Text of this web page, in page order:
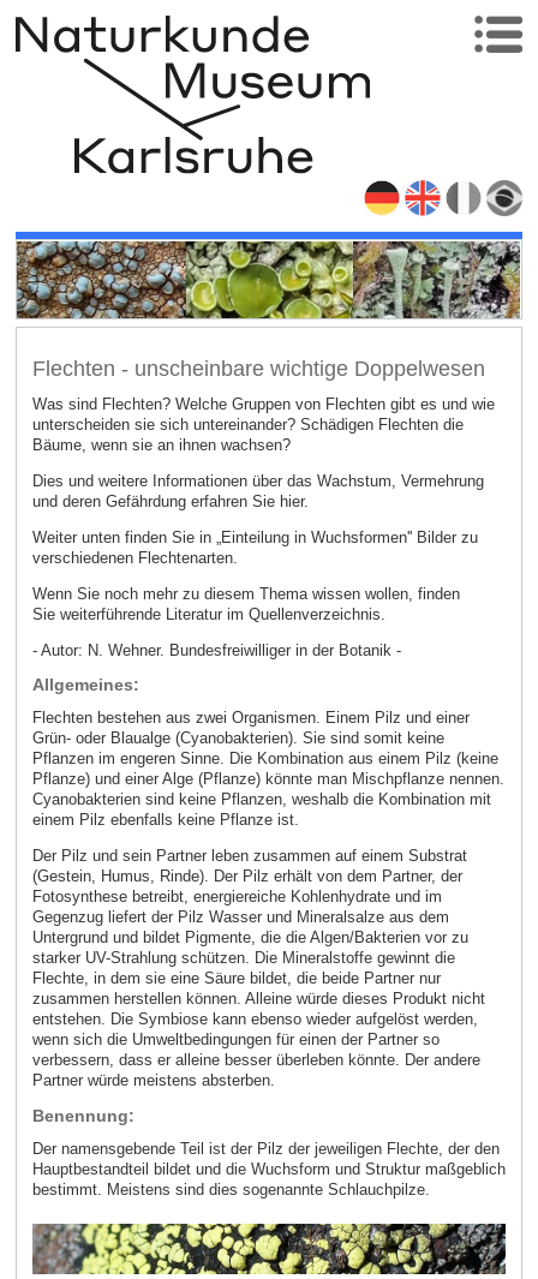
Flechten - unscheinbare wichtige Doppelwesen
Was sind Flechten? Welche Gruppen von Flechten gibt es und wie
unterscheiden sie sich untereinander? Schädigen Flechten die
Bäume, wenn sie an ihnen wachsen?
Dies und weitere Informationen über das Wachstum, Vermehrung
und deren Gefährdung erfahren Sie hier.
Weiter unten finden Sie in „Einteilung in Wuchsformen'' Bilder zu
verschiedenen Flechtenarten.
Wenn Sie noch mehr zu diesem Thema wissen wollen, finden
Sie weiterführende Literatur im Quellenverzeichnis.
- Autor: N. Wehner. Bundesfreiwilliger in der Botanik -
Allgemeines:
Flechten bestehen aus zwei Organismen. Einem Pilz und einer
Grün- oder Blaualge (Cyanobakterien). Sie sind somit keine
Pflanzen im engeren Sinne. Die Kombination aus einem Pilz (keine
Pflanze) und einer Alge (Pflanze) könnte man Mischpflanze nennen.
Cyanobakterien sind keine Pflanzen, weshalb die Kombination mit
einem Pilz ebenfalls keine Pflanze ist.
Der Pilz und sein Partner leben zusammen auf einem Substrat
(Gestein, Humus, Rinde). Der Pilz erhält von dem Partner, der
Fotosynthese betreibt, energiereiche Kohlenhydrate und im
Gegenzug liefert der Pilz Wasser und Mineralsalze aus dem
Untergrund und bildet Pigmente, die die Algen/Bakterien vor zu
starker UV-Strahlung schützen. Die Mineralstoffe gewinnt die
Flechte, in dem sie eine Säure bildet, die beide Partner nur
zusammen herstellen können. Alleine würde dieses Produkt nicht
entstehen. Die Symbiose kann ebenso wieder aufgelöst werden,
wenn sich die Umweltbedingungen für einen der Partner so
verbessern, dass er alleine besser überleben könnte. Der andere
Partner würde meistens absterben.
Benennung:
Der namensgebende Teil ist der Pilz der jeweiligen Flechte, der den
Hauptbestandteil bildet und die Wuchsform und Struktur maßgeblich
bestimmt. Meistens sind dies sogenannte Schlauchpilze.